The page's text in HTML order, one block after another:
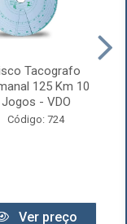
Tacografo
125 Km 10
Jogos - VDO
Código: 724
Ver preço